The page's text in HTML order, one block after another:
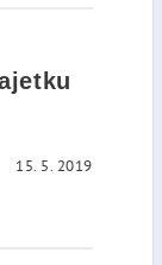
15. 5. 2019